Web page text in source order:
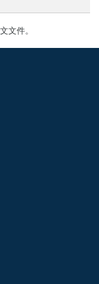
文件。